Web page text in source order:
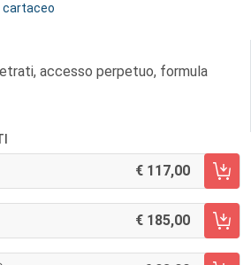
cartaceo
accesso perpetuo, formula
117,00
185,00